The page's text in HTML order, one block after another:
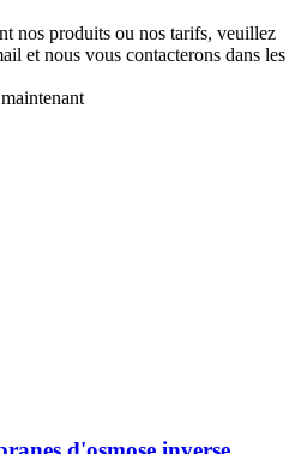
nos produits ou nos tarifs, veuillez
et nous vous contacterons dans les